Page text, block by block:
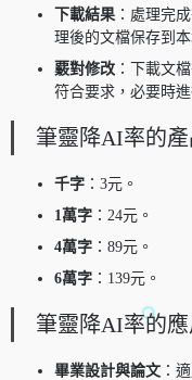
下載結果 ：處理完
理後的文檔保存到本
覈對修改 ：下載文
符合要求，必要時
筆靈降AI率的
千字 ：3元。
1萬字 ：24元。
4萬字 ：89元。
6萬字 ：139元。
筆靈降AI率的
畢業設計與論文 ：